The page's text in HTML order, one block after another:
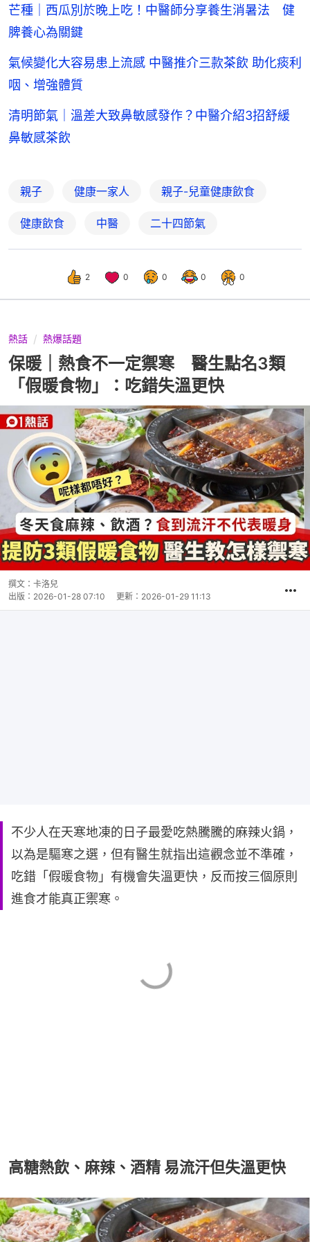
芒種｜西瓜別於晚上吃！中醫師分享養生消暑法 健
脾養心為關鍵
氣候變化大容易患上流感 中醫推介三款茶飲 助化痰利
咽、增強體質
清明節氣｜溫差大致鼻敏感發作？中醫介紹3招舒緩
鼻敏感茶飲
親子 健康一家人 親子-兒童健康飲食
健康飲食 中醫 二十四節氣
2 0 0 0 0
熱話 熱爆話題
保暖｜熱食不一定禦寒 醫生點名3類
「假暖食物」：吃錯失溫更快
撰文： 卡洛兒
出版： 2026-01-28 07:10 更新： 2026-01-29 11:13
不少人在天寒地凍的日子最愛吃熱騰騰的麻辣火鍋，
以為是驅寒之選，但有醫生就指出這觀念並不準確，
吃錯「假暖食物」有機會失溫更快，反而按三個原則
進食才能真正禦寒。
高糖熱飲、麻辣、酒精 易流汗但失溫更快